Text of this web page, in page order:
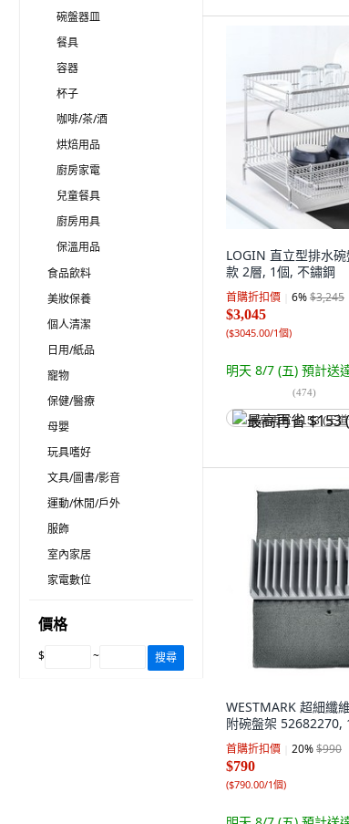
碗盤器皿
餐具
容器
杯子
咖啡/茶/酒
烘焙用品
廚房家電
兒童餐具
廚房用具
保溫用品
食品飲料
美妝保養
個人清潔
日用/紙品
寵物
保健/醫療
母嬰
玩具嗜好
文具/圖書/影音
運動/休閒/戶外
服飾
室內家居
家電數位
價格
$ ~ 搜尋
LOGIN 直立型排水
款 2層, 1個, 不鏽鋼
首購折扣價 6%$3,245
$3,045
($3045.00/1個)
明天 8/7 (五) 預計送
(474)
最高再省 $153 (王
WESTMARK 超細纖
附碗盤架 52682270,
首購折扣價 20%$990
$790
($790.00/1個)